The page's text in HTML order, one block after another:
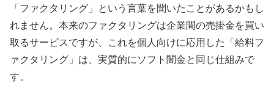
「ファクタリング」という言葉を聞いたことがあるかもし
れません。本来のファクタリングは企業間の売掛金を買い
取るサービスですが、これを個人向けに応用した「給料フ
ァクタリング」は、実質的にソフト闇金と同じ仕組みで
す。